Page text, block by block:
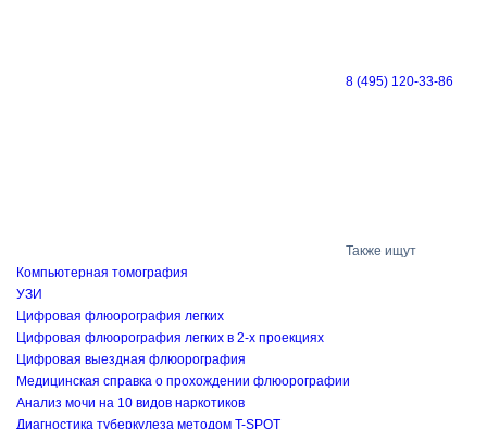
8 (495) 120-33-86
Также ищут
Компьютерная томография
УЗИ
Цифровая флюорография легких
Цифровая флюорография легких в 2-х проекциях
Цифровая выездная флюорография
Медицинская справка о прохождении флюорографии
Анализ мочи на 10 видов наркотиков
Диагностика туберкулеза методом T-SPOT